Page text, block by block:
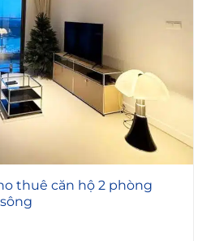
thuê căn hộ 2 phòng